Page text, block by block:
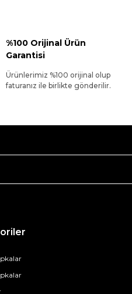
%100 Orijinal Ürün
Garantisi
Ürünlerimiz %100 orijinal olup
faturanız ile birlikte gönderilir.